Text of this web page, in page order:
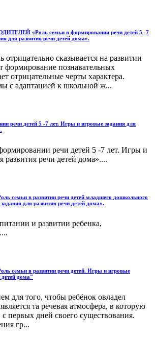
«Роль семьи в формировании речи детей 5 -7
для развития речи детей дома».
отрицательно сказывается на развитии
формирование познавательных
отрицательные черты характера.
с адаптацией к школьной ж...
речи детей 5 -7 лет. Игры и игровые задания для
речи детей 5 -7 лет. Игры и
развития речи детей дома»....
семьи в развитии речи детей младшего дошкольного
для развития речи детей дома».
и развитии ребенка,
семьи в развитии речи детей. Игры и игровые
детей дома"
для того, чтобы ребёнок овладел
та речевая атмосфера, в которую
первых дней своего существования.
гр...